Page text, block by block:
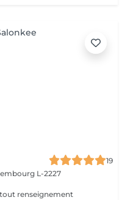
19
L-2227
renseignement